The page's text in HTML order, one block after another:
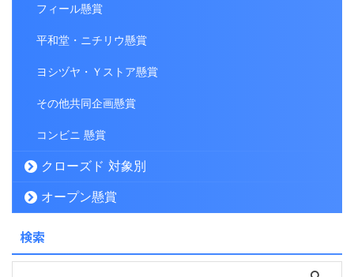
フィール懸賞
平和堂・ニチリウ懸賞
ヨシヅヤ・Ｙストア懸賞
その他共同企画懸賞
コンビニ 懸賞
クローズド 対象別
オープン懸賞
検索